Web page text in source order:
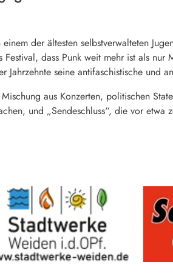
der ältesten selbstverwalteten
dass Punk weit mehr ist als
Jahrzehnte seine antifaschistische und
aus Konzerten, politischen
und „Sendeschluss“, die vor etwa